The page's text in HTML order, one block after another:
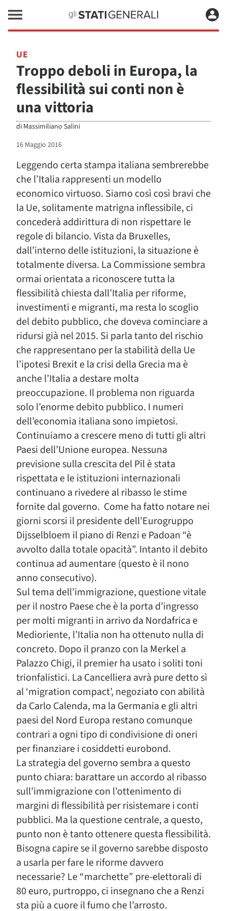
UE
Troppo deboli in Europa, la
flessibilità sui conti non è
una vittoria
di Massimiliano Salini
16 Maggio 2016
Leggendo certa stampa italiana sembrerebbe
che l’Italia rappresenti un modello
economico virtuoso. Siamo così così bravi che
la Ue, solitamente matrigna inflessibile, ci
concederà addirittura di non rispettare le
regole di bilancio. Vista da Bruxelles,
dall’interno delle istituzioni, la situazione è
totalmente diversa. La Commissione sembra
ormai orientata a riconoscere tutta la
flessibilità chiesta dall’Italia per riforme,
investimenti e migranti, ma resta lo scoglio
del debito pubblico, che doveva cominciare a
ridursi già nel 2015. Si parla tanto del rischio
che rappresentano per la stabilità della Ue
l’ipotesi Brexit e la crisi della Grecia ma è
anche l’Italia a destare molta
preoccupazione. Il problema non riguarda
solo l’enorme debito pubblico. I numeri
dell’economia italiana sono impietosi.
Continuiamo a crescere meno di tutti gli altri
Paesi dell’Unione europea. Nessuna
previsione sulla crescita del Pil è stata
rispettata e le istituzioni internazionali
continuano a rivedere al ribasso le stime
fornite dal governo. Come ha fatto notare nei
giorni scorsi il presidente dell’Eurogruppo
Dijsselbloem il piano di Renzi e Padoan “è
avvolto dalla totale opacità”. Intanto il debito
continua ad aumentare (questo è il nono
anno consecutivo).
Sul tema dell’immigrazione, questione vitale
per il nostro Paese che è la porta d’ingresso
per molti migranti in arrivo da Nordafrica e
Medioriente, l’Italia non ha ottenuto nulla di
concreto. Dopo il pranzo con la Merkel a
Palazzo Chigi, il premier ha usato i soliti toni
trionfalistici. La Cancelliera avrà pure detto sì
al ‘migration compact’, negoziato con abilità
da Carlo Calenda, ma la Germania e gli altri
paesi del Nord Europa restano comunque
contrari a ogni tipo di condivisione di oneri
per finanziare i cosiddetti eurobond.
La strategia del governo sembra a questo
punto chiara: barattare un accordo al ribasso
sull’immigrazione con l’ottenimento di
margini di flessibilità per risistemare i conti
pubblici. Ma la questione centrale, a questo,
punto non è tanto ottenere questa flessibilità.
Bisogna capire se il governo sarebbe disposto
a usarla per fare le riforme davvero
necessarie? Le “marchette” pre-elettorali di
80 euro, purtroppo, ci insegnano che a Renzi
sta più a cuore il fumo che l’arrosto.